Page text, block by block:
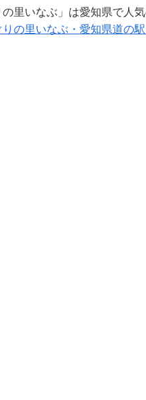
里いなぶ」は愛知県で人
の里いなぶ・愛知県道の